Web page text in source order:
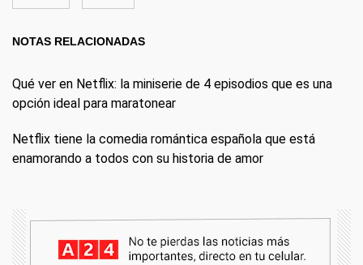
NOTAS RELACIONADAS
Qué ver en Netflix: la miniserie de 4 episodios que es una
opción ideal para maratonear
Netflix tiene la comedia romántica española que está
enamorando a todos con su historia de amor